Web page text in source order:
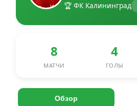
🏆 ФК Калининград
8
МАТЧИ
4
ГОЛЫ
Обзор